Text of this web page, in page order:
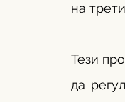
на
Тези
да